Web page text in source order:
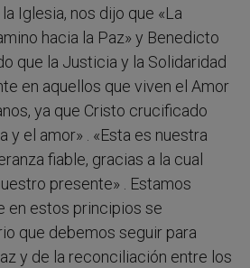
Iglesia, nos dijo que «La
hacia la Paz» y Benedicto
que la Justicia y la Solidaridad
en aquellos que viven el Amor
ya que Cristo crucificado
y el amor» . «Esta es nuestra
fiable, gracias a la cual
presente» . Estamos
en estos principios se
que debemos seguir para
y de la reconciliación entre los